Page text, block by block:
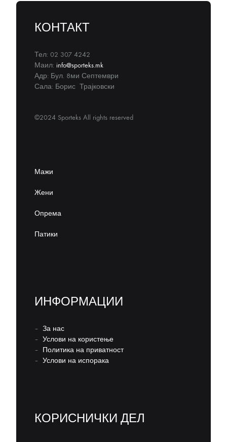
КОНТАКТ
Тел: 02 307 4242
Маил: info@sporteks.mk
Адр: Бул. 8ми Септември
Сала: Борис Трајковски
©2024 Sporteks All rights reserved
Мажи
Жени
Опрема
Патики
ИНФОРМАЦИИ
– За нас
– Услови на користење
– Политика на приватност
– Услови на испорака
КОРИСНИЧКИ ДЕЛ